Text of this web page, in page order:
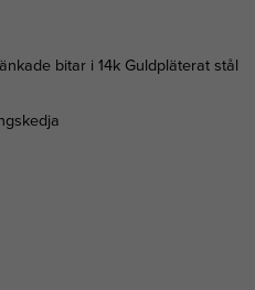
bitar i 14k Guldpläterat stål